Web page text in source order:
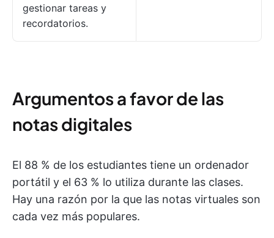
gestionar tareas y
recordatorios.
Argumentos a favor de las
notas digitales
El 88 % de los estudiantes tiene un ordenador
portátil y el 63 % lo utiliza durante las clases.
Hay una razón por la que las notas virtuales son
cada vez más populares.